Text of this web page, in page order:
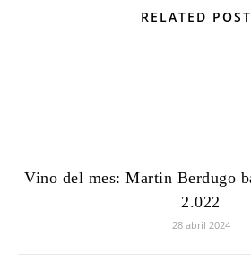
RELATED
Vino del mes: Martin Berdugo
2.022
28 abril 2024